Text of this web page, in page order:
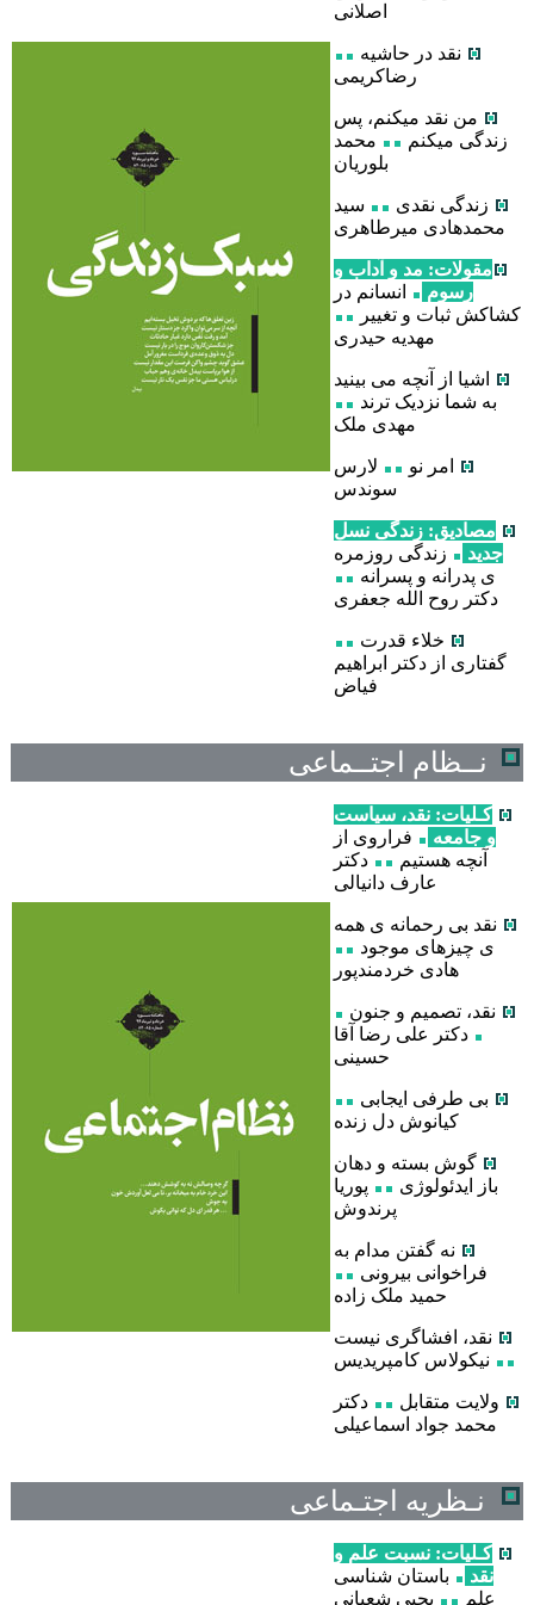
اصلانی
نقد در حاشیه
رضاکریمی
من نقد میکنم، پس
زندگی میکنم
محمد
بلوریان
زندگی نقدی
سید
محمدهادی میرطاهری
مقولات: مد و آداب و
رسوم
انسانم در
کشاکش ثبات و تغییر
مهدیه حیدری
اشیا از آنچه می بینید
به شما نزدیک ترند
مهدی ملک
امر نو
لارس
سوندس
مصادیق: زندگی نسل
جدید
زندگی روزمره
ی پدرانه و پسرانه
دکتر روح الله جعفری
خلاء قدرت
گفتاری از دکتر ابراهیم
فیاض
نــظام اجتــماعی
کـلیات: نقد، سیاست
و جامعه
فراروی از
آنچه هستیم
دکتر
عارف دانیالی
نقد بی رحمانه ی همه
ی چیزهای موجود
هادی خردمندپور
نقد، تصمیم و جنون
دکتر علی رضا آقا
حسینی
بی طرفی ایجابی
کیانوش دل زنده
گوش بسته و دهان
باز ایدئولوژی
پوریا
پرندوش
نه گفتن مدام به
فراخوانی بیرونی
حمید ملک زاده
نقد، افشاگری نیست
نیکولاس کامپریدیس
ولایت متقابل
دکتر
محمد جواد اسماعیلی
نـظریه اجتـماعی
کـلیات: نسبت علم و
نقد
باستان شناسی
علم
یحیی شعبانی